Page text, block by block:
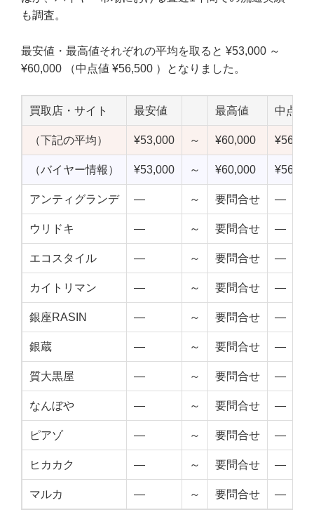
も調査。
最安値・最高値それぞれの平均を取ると ¥53,000 ～
¥60,000 （中点値 ¥56,500 ）となりました。
買取店・サイト 最安値 最高値 中点値
（下記の平均） ¥53,000 ～ ¥60,000
（バイヤー情報） ¥53,000 ～ ¥60,000
アンティグランデ — ～ 要問合せ —
ウリドキ — ～ 要問合せ —
エコスタイル — ～ 要問合せ —
カイトリマン — ～ 要問合せ —
銀座RASIN — ～ 要問合せ —
銀蔵 — ～ 要問合せ —
質大黒屋 — ～ 要問合せ —
なんぼや — ～ 要問合せ —
ピアゾ — ～ 要問合せ —
ヒカカク — ～ 要問合せ —
マルカ — ～ 要問合せ —